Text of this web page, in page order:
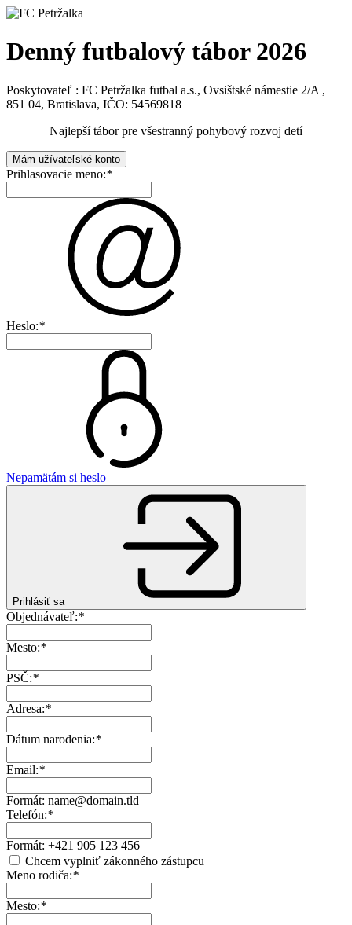
Denný futbalový tábor 2026
Poskytovateľ : FC Petržalka futbal a.s., Ovsištské námestie 2/A ,
851 04, Bratislava, IČO: 54569818
Najlepší tábor pre všestranný pohybový rozvoj detí
Mám užívateľské konto
Prihlasovacie meno:*
Heslo:*
Nepamätám si heslo
Prihlásiť sa
Objednávateľ:*
Mesto:*
PSČ:*
Adresa:*
Dátum narodenia:*
Email:*
Formát: name@domain.tld
Telefón:*
Formát: +421 905 123 456
Chcem vyplniť zákonného zástupcu
Meno rodiča:*
Mesto:*